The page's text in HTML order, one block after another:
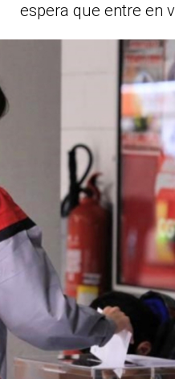
espera que entre en